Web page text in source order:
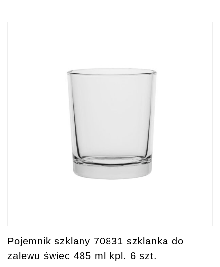
Pojemnik szklany 70831 szklanka do
zalewu świec 485 ml kpl. 6 szt.